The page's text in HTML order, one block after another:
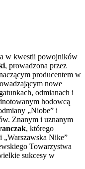
w kwestii powojników
, prowadzona przez
producentem w
nowe
odmianach i
hodowcą
„Niobe” i
Znanym i uznanym
, którego
„Warszawska Nike”
Towarzystwa
sukcesy w